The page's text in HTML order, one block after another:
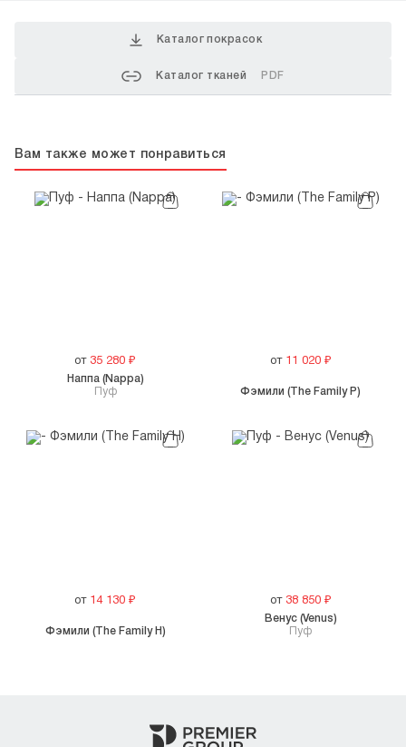
Каталог покрасок
Каталог тканей PDF
Вам также может понравиться
от 35 280 ₽
Пуф
Наппа (Nappa)
от 11 020₽
Фэмили (The Family P)
от 14 130 ₽
Фэмили (The Family H)
от 38 850₽
Пуф
Венус (Venus)